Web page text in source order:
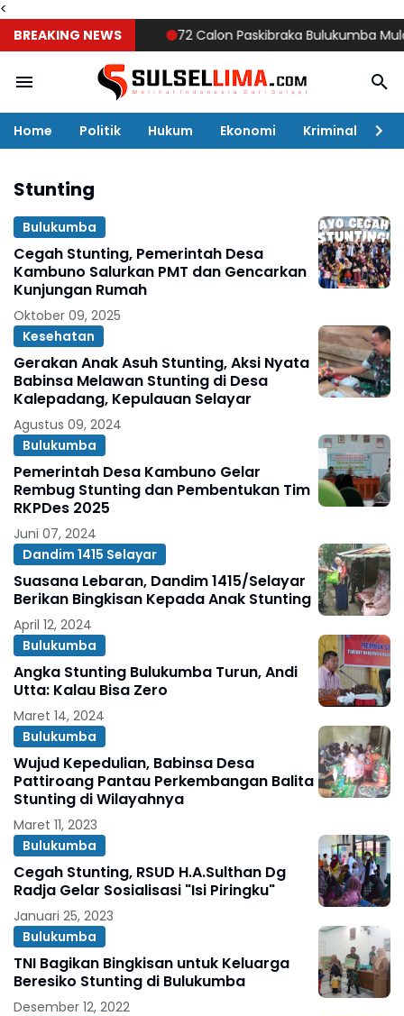
<
BREAKING NEWS
72 Calon Paskibraka Bulukumba Mulai
Home Politik Hukum Ekonomi Kriminal
Stunting
Bulukumba
Cegah Stunting, Pemerintah Desa
Kambuno Salurkan PMT dan Gencarkan
Kunjungan Rumah
Oktober 09, 2025
Kesehatan
Gerakan Anak Asuh Stunting, Aksi Nyata
Babinsa Melawan Stunting di Desa
Kalepadang, Kepulauan Selayar
Agustus 09, 2024
Bulukumba
Pemerintah Desa Kambuno Gelar
Rembug Stunting dan Pembentukan Tim
RKPDes 2025
Juni 07, 2024
Dandim 1415 Selayar
Suasana Lebaran, Dandim 1415/Selayar
Berikan Bingkisan Kepada Anak Stunting
April 12, 2024
Bulukumba
Angka Stunting Bulukumba Turun, Andi
Utta: Kalau Bisa Zero
Maret 14, 2024
Bulukumba
Wujud Kepedulian, Babinsa Desa
Pattiroang Pantau Perkembangan Balita
Stunting di Wilayahnya
Maret 11, 2023
Bulukumba
Cegah Stunting, RSUD H.A.Sulthan Dg
Radja Gelar Sosialisasi "Isi Piringku"
Januari 25, 2023
Bulukumba
TNI Bagikan Bingkisan untuk Keluarga
Beresiko Stunting di Bulukumba
Desember 12, 2022